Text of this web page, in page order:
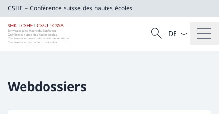
CSHE – Conférence suisse des hautes écoles
CSHE – Conférence suisse des hautes
Recherche
Recherche
La langue
Webdossiers